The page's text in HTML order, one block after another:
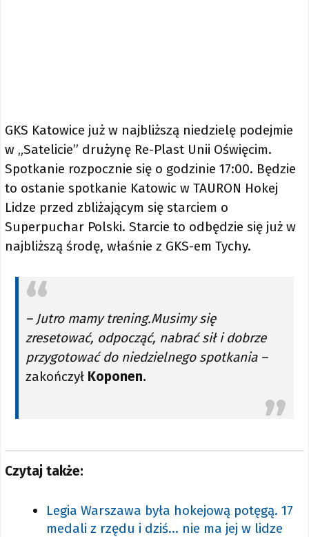
GKS Katowice już w najbliższą niedzielę podejmie
w „Satelicie” drużynę Re-Plast Unii Oświęcim.
Spotkanie rozpocznie się o godzinie 17:00. Będzie
to ostanie spotkanie Katowic w TAURON Hokej
Lidze przed zbliżającym się starciem o
Superpuchar Polski. Starcie to odbędzie się już w
najbliższą środę, właśnie z GKS-em Tychy.
– Jutro mamy trening.Musimy się
zresetować, odpocząć, nabrać sił i dobrze
przygotować do niedzielnego spotkania –
zakończył Koponen.
Czytaj także:
Legia Warszawa była hokejową potęgą. 17
medali z rzędu i dziś... nie ma jej w lidze